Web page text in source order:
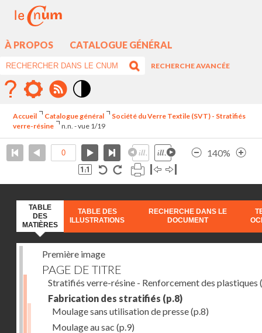
À PROPOS CATALOGUE GÉNÉRAL
RECHERCHE AVANCÉE
élévé
Accueil Catalogue général
Société du Verre Textile (SVT) - Stratifiés
verre-résine
n.n. - vue 1/19
140%
TABLE
DES
MATIÈRES
TABLE DES
ILLUSTRATIONS
RECHERCHE DANS LE
DOCUMENT
Première image
PAGE DE TITRE
Stratifiés verre-résine - Renforcement des plastiques
Fabrication des stratifiés (p.8)
Moulage sans utilisation de presse(p.8)
Moulage au sac (p.9)